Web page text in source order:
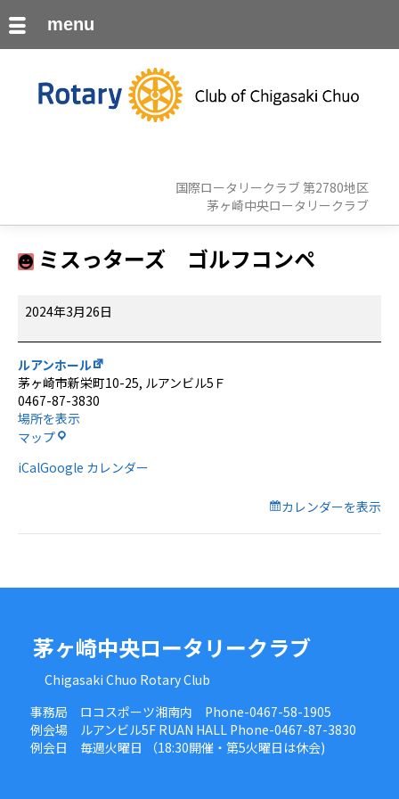
国際ロータリークラブ 第2780地区
茅ヶ崎中央ロータリークラブ
ミスっターズ ゴルフコンペ
ミ
ス
っ
タ
ー
ズ
ゴ
ル
フ
コ
2024年3月26日
ルアンホール
茅ヶ崎市新栄町10-25 ルアンビル5Ｆ
0467-87-3830
場所を表示
マップル
ン
iCalGoogle カレンダー
カレンダーを表示
茅ヶ崎中央ロータリークラブ
Chigasaki Chuo Rotary Club
事務局 ロコスポーツ湘南内 Phone-0467-58-1905
例会場 ルアンビル5F RUAN HALL Phone-0467-87-3830
例会日 毎週火曜日 （18:30開催・第5火曜日は休会)
menu